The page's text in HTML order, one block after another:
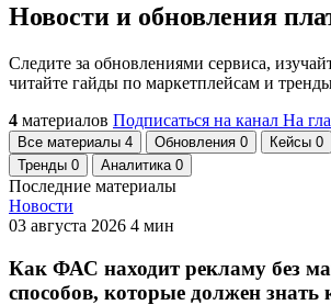
Новости и обновления
Следите за обновлениями сервиса,
читайте гайды по маркетплейсам и
4 материалов Подписаться на канал На
Все материалы 4 Обновления 0 Кейсы 0
Тренды 0 Аналитика 0
Последние материалы
Новости
03 августа 2026 4 мин
Как ФАС находит рекламу без
способов, которые должен знать